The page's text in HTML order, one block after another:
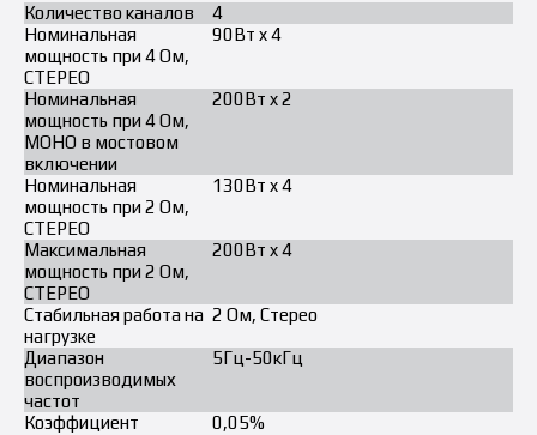
Количество каналов
4
Номинальная
мощность при 4 Ом,
СТЕРЕО
90Вт x 4
Номинальная
мощность при 4 Ом,
МОНО в мостовом
включении
200Вт x 2
Номинальная
мощность при 2 Ом,
СТЕРЕО
130Вт x 4
Максимальная
мощность при 2 Ом,
СТЕРЕО
200Вт x 4
Стабильная работа на
нагрузке
2 Ом, Стерео
Диапазон
воспроизводимых
частот
5Гц-50кГц
Коэффициент
0,05%